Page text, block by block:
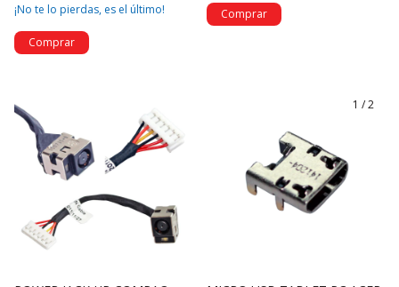
¡No te lo pierdas, es el último!
1 /2